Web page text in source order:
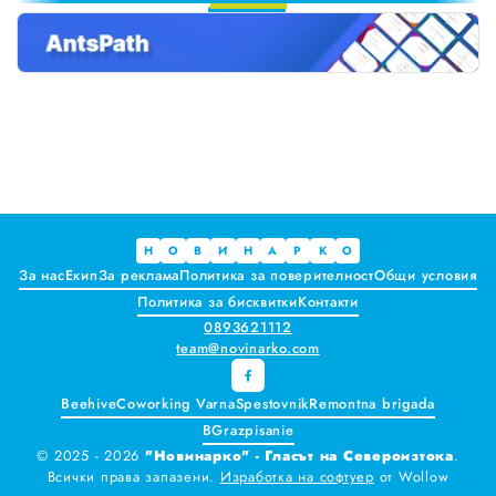
Шумен
Търговище
Добрич
Краставиците са 95% вода. Предлагат ли някакви хранителни ползи?
Как да постъпваме с близките, които не ни ценят
3
Н О В И Н А Р К О
За насЕкипЗа рекламаПолитика за поверителностОбщи условия
Политика за бисквиткиКонтакти
0893621112
team@novinarko.com
BeehiveCoworking VarnaSpestovnikRemontna brigada
BGrazpisanie
© 2025 - 2026 "Новинарко" - Гласът на Североизтока.
Всички права запазени. Изработка на софтуер от Wollow